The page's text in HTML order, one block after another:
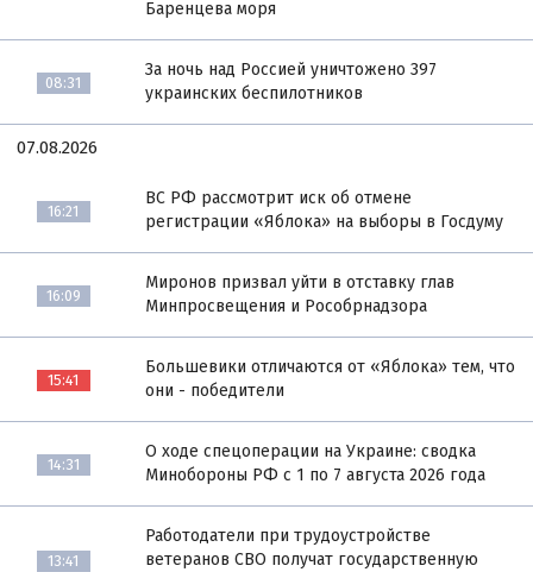
Баренцева моря
08:31
За ночь над Россией уничтожено 397
украинских беспилотников
07.08.2026
16:21
ВС РФ рассмотрит иск об отмене
регистрации «Яблока» на выборы в Госдуму
16:09
Миронов призвал уйти в отставку глав
Минпросвещения и Рособрнадзора
15:41
Большевики отличаются от «Яблока» тем, что
они - победители
14:31
О ходе спецоперации на Украине: сводка
Минобороны РФ с 1 по 7 августа 2026 года
13:41
Работодатели при трудоустройстве
ветеранов СВО получат государственную